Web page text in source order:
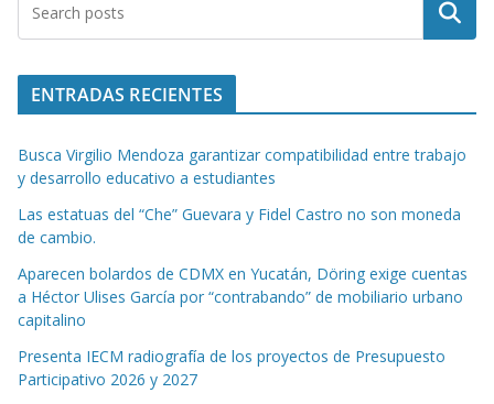
Buscar
ENTRADAS RECIENTES
Busca Virgilio Mendoza garantizar compatibilidad entre trabajo
y desarrollo educativo a estudiantes
Las estatuas del “Che” Guevara y Fidel Castro no son moneda
de cambio.
Aparecen bolardos de CDMX en Yucatán, Döring exige cuentas
a Héctor Ulises García por “contrabando” de mobiliario urbano
capitalino
Presenta IECM radiografía de los proyectos de Presupuesto
Participativo 2026 y 2027